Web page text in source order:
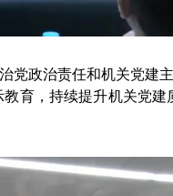
政治责任和机关党建
育，持续提升机关党建